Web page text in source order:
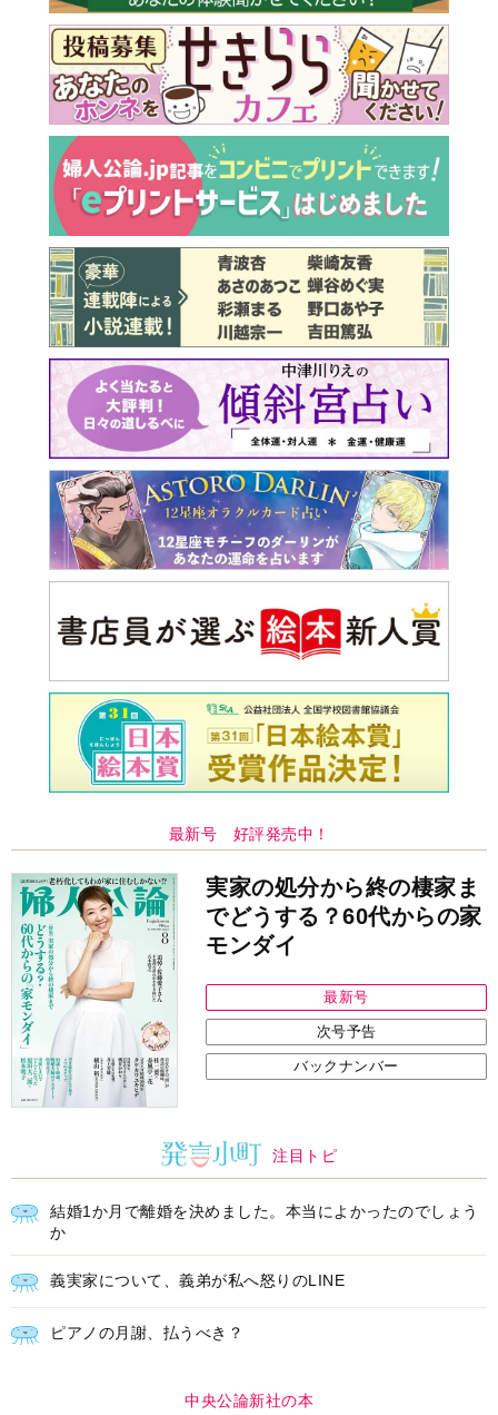
最新号 好評発売中！
実家の処分から終の棲家ま
でどうする？60代からの家
モンダイ
最新号
次号予告
バックナンバー
注目トピ
結婚1か月で離婚を決めました。本当によかったのでしょう
か
義実家について、義弟が私へ怒りのLINE
ピアノの月謝、払うべき？
中央公論新社の本